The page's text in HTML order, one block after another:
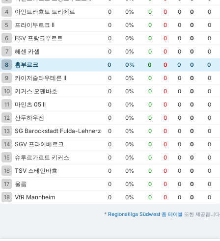
4
아인트라흐트 트리에르 0 0% 0 0 0 0
0
5
프라이부르크 II 0 0% 0 0 0 0
0
6
FSV 프랑크푸르트 0 0% 0 0 0 0
0
7
헤센 카셀 0 0% 0 0 0 0
0
8
홈부르크 0 0% 0 0 0 0
0
9
카이저슬라우테른 II 0 0% 0 0 0 0
0
10
키커스 오펜바흐 0 0% 0 0 0 0
0
11
마인츠 05 II 0 0% 0 0 0 0
0
12
산두하우젠 0 0% 0 0 0 0
0
13
SG Barockstadt Fulda-Lehnerz 0 0% 0 0 0 0
0
14
SGV 프라이베르크 0 0% 0 0 0 0
0
15
슈투르가르트 키커스 0 0% 0 0 0 0
0
16
TSV 스테인바흐 0 0% 0 0 0 0
0
17
울름 0 0% 0 0 0 0
0
18
VfR Mannheim 0 0% 0 0 0 0 0
* Regionalliga Südwest 폼 테이블 또한 제공됩니다